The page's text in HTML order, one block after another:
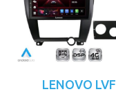
LENOVO LVF